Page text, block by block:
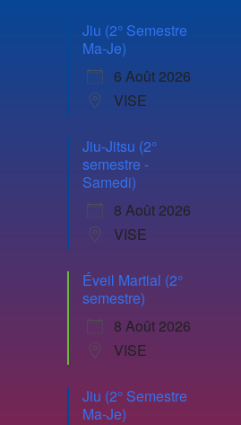
Jiu (2° Semestre
Ma-Je)
6 Août 2026
VISE
Jiu-Jitsu (2°
semestre -
Samedi)
8 Août 2026
VISE
Éveil Martial (2°
semestre)
8 Août 2026
VISE
Jiu (2° Semestre
Ma-Je)